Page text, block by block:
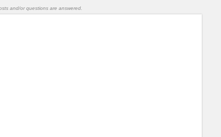
and/or questions are answered.